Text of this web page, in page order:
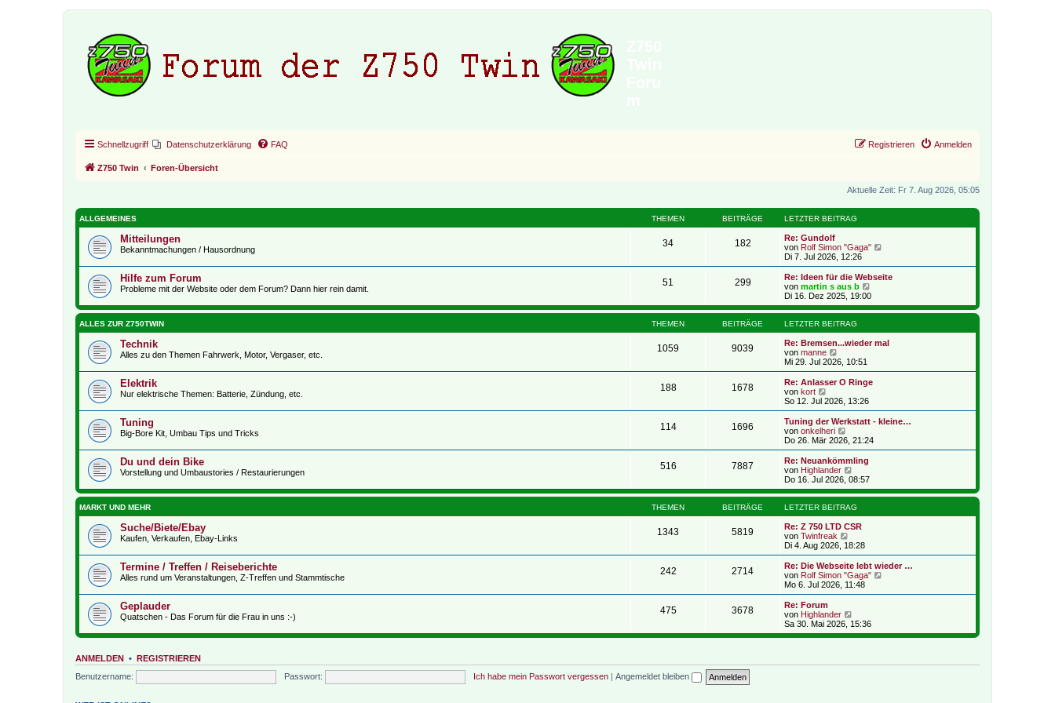
Schnellzugriff Datenschutzerklärung FAQ Anmelden
Registrieren
Z750 Twin Foren-Übersicht
Aktuelle Zeit: Fr 7. Aug 2026, 05:05
ALLGEMEINES THEMEN BEITRÄGE LETZTER BEITRAG
Mitteilungen
Bekanntmachungen / Hausordnung
34 182
Re: Gundolf
von Rolf Simon "Gaga"
u
e
r
e
i
Di 7. Jul 2026, 12:26
Hilfe zum Forum
Probleme mit der Website oder dem Forum? Dann hier rein damit.
51 299
Re: Ideen für die Webseite
von martin s aus b
e
u
e
t
e
e
i
Di 16. Dez 2025, 19:00
ALLES ZUR Z750TWIN THEMEN BEITRÄGE LETZTER BEITRAG
Technik
Alles zu den Themen Fahrwerk, Motor, Vergaser, etc.
1059 9039
Re: Bremsen...wieder mal
von manne
e
u
e
t
r
B
e
i
r
a
g
Mi 29. Jul 2026, 10:51
Elektrik
Nur elektrische Themen: Batterie, Zündung, etc.
188 1678
Re: Anlasser O Ringe
von kort
e
u
e
s
t
r
B
e
i
t
r
a
g
So 12. Jul 2026, 13:26
Tuning
Big-Bore Kit, Umbau Tips und Tricks
114 1696
Tuning der Werkstatt - kleine…
von onkelheri
e
u
e
s
t
r
B
e
i
t
r
g
Do 26. Mär 2026, 21:24
Du und dein Bike
Vorstellung und Umbaustories / Restaurierungen
516 7887
Re: Neuankömmling
von Highlander
e
u
e
s
t
e
B
e
i
t
r
Do 16. Jul 2026, 08:57
MARKT UND MEHR THEMEN BEITRÄGE LETZTER BEITRAG
Suche/Biete/Ebay
Kaufen, Verkaufen, Ebay-Links
1343 5819
Re: Z 750 LTD CSR
von Twinfreak
e
u
e
s
t
B
e
i
t
g
Di 4. Aug 2026, 18:28
Termine / Treffen / Reiseberichte
Alles rund um Veranstaltungen, Z-Treffen und Stammtische
242 2714
Re: Die Webseite lebt wieder …
von Rolf Simon "Gaga"
u
r
i
Mo 6. Jul 2026, 11:48
Geplauder
Quatschen - Das Forum für die Frau in uns :-)
475 3678
Re: Forum
von Highlander
e
u
Sa 30. Mai 2026, 15:36
ANMELDEN • REGISTRIEREN
Benutzername:
Passwort: Ich habe mein Passwort vergessen | Angemeldet bleiben